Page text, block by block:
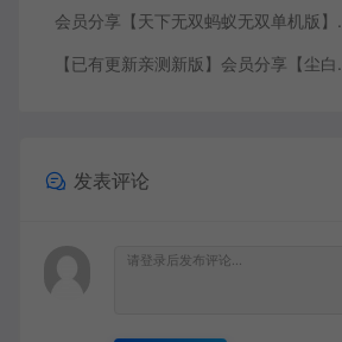
会员分享【天下无双蚂蚁
【已有更新亲测
发表评论